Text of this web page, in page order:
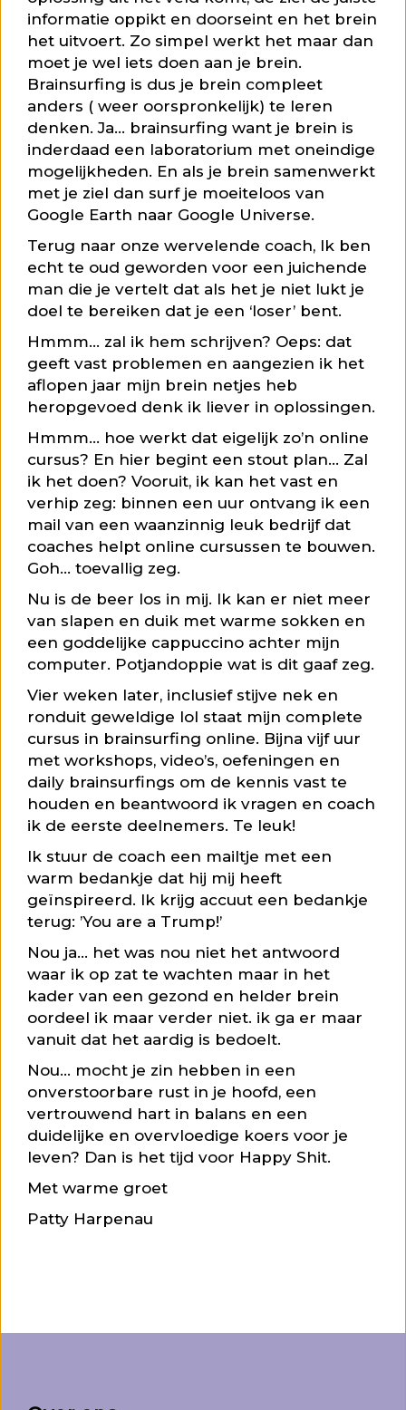
informatie oppikt en doorseint en het brein
het uitvoert. Zo simpel werkt het maar dan
moet je wel iets doen aan je brein.
Brainsurfing is dus je brein compleet
anders ( weer oorspronkelijk) te leren
denken. Ja… brainsurfing want je brein is
inderdaad een laboratorium met oneindige
mogelijkheden. En als je brein samenwerkt
met je ziel dan surf je moeiteloos van
Google Earth naar Google Universe.
Terug naar onze wervelende coach, Ik ben
echt te oud geworden voor een juichende
man die je vertelt dat als het je niet lukt je
doel te bereiken dat je een ‘loser’ bent.
Hmmm… zal ik hem schrijven? Oeps: dat
geeft vast problemen en aangezien ik het
aflopen jaar mijn brein netjes heb
heropgevoed denk ik liever in oplossingen.
Hmmm… hoe werkt dat eigelijk zo’n online
cursus? En hier begint een stout plan… Zal
ik het doen? Vooruit, ik kan het vast en
verhip zeg: binnen een uur ontvang ik een
mail van een waanzinnig leuk bedrijf dat
coaches helpt online cursussen te bouwen.
Goh… toevallig zeg.
Nu is de beer los in mij. Ik kan er niet meer
van slapen en duik met warme sokken en
een goddelijke cappuccino achter mijn
computer. Potjandoppie wat is dit gaaf zeg.
Vier weken later, inclusief stijve nek en
ronduit geweldige lol staat mijn complete
cursus in brainsurfing online. Bijna vijf uur
met workshops, video’s, oefeningen en
daily brainsurfings om de kennis vast te
houden en beantwoord ik vragen en coach
ik de eerste deelnemers. Te leuk!
Ik stuur de coach een mailtje met een
warm bedankje dat hij mij heeft
geïnspireerd. Ik krijg accuut een bedankje
terug: ’You are a Trump!’
Nou ja… het was nou niet het antwoord
waar ik op zat te wachten maar in het
kader van een gezond en helder brein
oordeel ik maar verder niet. ik ga er maar
vanuit dat het aardig is bedoelt.
Nou… mocht je zin hebben in een
onverstoorbare rust in je hoofd, een
vertrouwend hart in balans en een
duidelijke en overvloedige koers voor je
leven? Dan is het tijd voor Happy Shit.
Met warme groet
Patty Harpenau